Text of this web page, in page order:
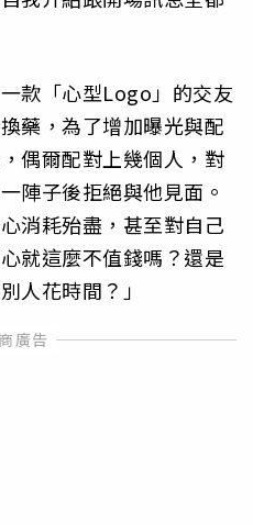
款「心型Logo」的交友
藥，為了增加曝光與配
偶爾配對上幾個人，對
陣子後拒絕與他見面。
消耗殆盡，甚至對自己
就這麼不值錢嗎？還是
人花時間？」